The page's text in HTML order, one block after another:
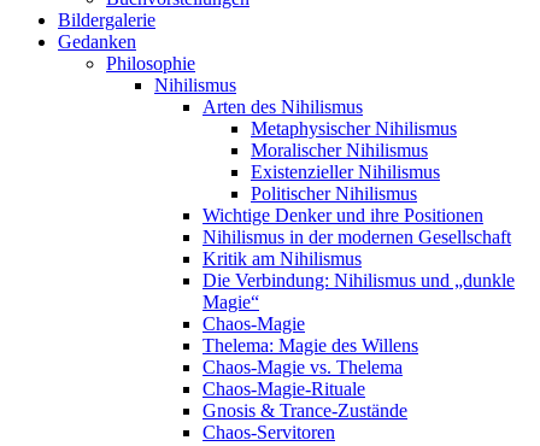
Bildergalerie
Gedanken
Philosophie
Nihilismus
Arten des Nihilismus
Metaphysischer Nihilismus
Moralischer Nihilismus
Existenzieller Nihilismus
Politischer Nihilismus
Wichtige Denker und ihre Positionen
Nihilismus in der modernen Gesellschaft
Kritik am Nihilismus
Die Verbindung: Nihilismus und „dunkle
Magie“
Chaos-Magie
Thelema: Magie des Willens
Chaos-Magie vs. Thelema
Chaos-Magie-Rituale
Gnosis & Trance-Zustände
Chaos-Servitoren